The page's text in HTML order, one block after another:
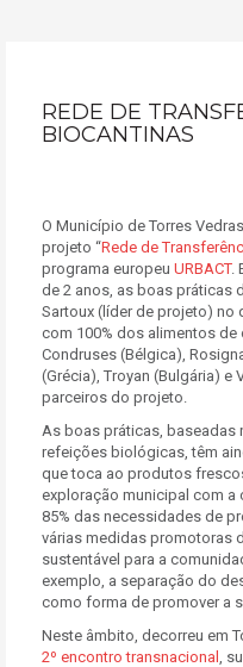
REDE DE
BIOCANTINAS
O Município de Torres
projeto “Rede de
programa europeu URBACT.
de 2 anos, as boas práticas
Sartoux (líder de projeto) no
com 100% dos alimentos
Condruses (Bélgica),
(Grécia), Troyan (Bulgária)
parceiros do projeto.
As boas práticas,
refeições biológicas, têm
que toca ao produtos
exploração municipal com
85% das necessidades de
várias medidas promotoras
sustentável para a
exemplo, a separação do
como forma de promover a
Neste âmbito, decorreu em
2º encontro transnacional ,